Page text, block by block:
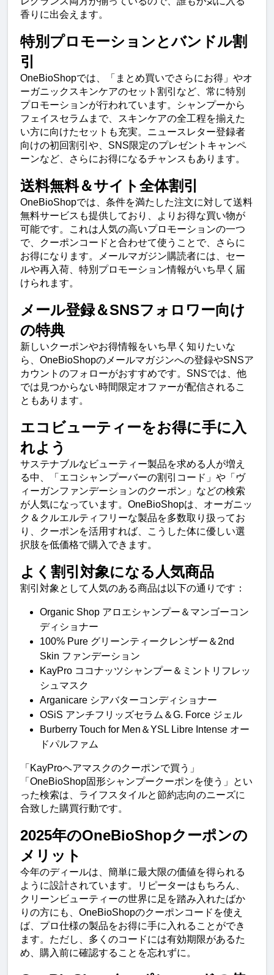
香りに出会えます。
特別プロモーションとバンドル割
引
OneBioShopでは、「まとめ買いでさらにお得」やオ
ーガニックスキンケアのセット割引など、常に特別
プロモーションが行われています。シャンプーから
フェイスセラムまで、スキンケアの全工程を揃えた
い方に向けたセットも充実。ニュースレター登録者
向けの初回割引や、SNS限定のプレゼントキャンペ
ーンなど、さらにお得になるチャンスもあります。
送料無料＆サイト全体割引
OneBioShopでは、条件を満たした注文に対して送料
無料サービスも提供しており、よりお得な買い物が
可能です。これは人気の高いプロモーションの一つ
で、クーポンコードと合わせて使うことで、さらに
お得になります。メールマガジン購読者には、セー
ルや再入荷、特別プロモーション情報がいち早く届
けられます。
メール登録＆SNSフォロワー向け
の特典
新しいクーポンやお得情報をいち早く知りたいな
ら、OneBioShopのメールマガジンへの登録やSNSア
カウントのフォローがおすすめです。SNSでは、他
では見つからない時間限定オファーが配信されるこ
ともあります。
エコビューティーをお得に手に入
れよう
サステナブルなビューティー製品を求める人が増え
る中、「エコシャンプーバーの割引コード」や「ヴ
ィーガンファンデーションのクーポン」などの検索
が人気になっています。OneBioShopは、オーガニッ
ク＆クルエルティフリーな製品を多数取り扱ってお
り、クーポンを活用すれば、こうした体に優しい選
択肢を低価格で購入できます。
よく割引対象になる人気商品
割引対象として人気のある商品は以下の通りです：
Organic Shop アロエシャンプー＆マンゴーコン
ディショナー
100% Pure グリーンティークレンザー＆2nd
Skin ファンデーション
KayPro ココナッツシャンプー＆ミントリフレッ
シュマスク
Arganicare シアバターコンディショナー
OSiS アンチフリッズセラム＆G. Force ジェル
Burberry Touch for Men＆YSL Libre Intense オー
ドパルファム
「KayProヘアマスクのクーポンで買う」
「OneBioShop固形シャンプークーポンを使う」とい
った検索は、ライフスタイルと節約志向のニーズに
合致した購買行動です。
2025年のOneBioShopクーポンの
メリット
今年のディールは、簡単に最大限の価値を得られる
ように設計されています。リピーターはもちろん、
クリーンビューティーの世界に足を踏み入れたばか
りの方にも、OneBioShopのクーポンコードを使え
ば、プロ仕様の製品をお得に手に入れることができ
ます。ただし、多くのコードには有効期限があるた
め、購入前に確認することを忘れずに。